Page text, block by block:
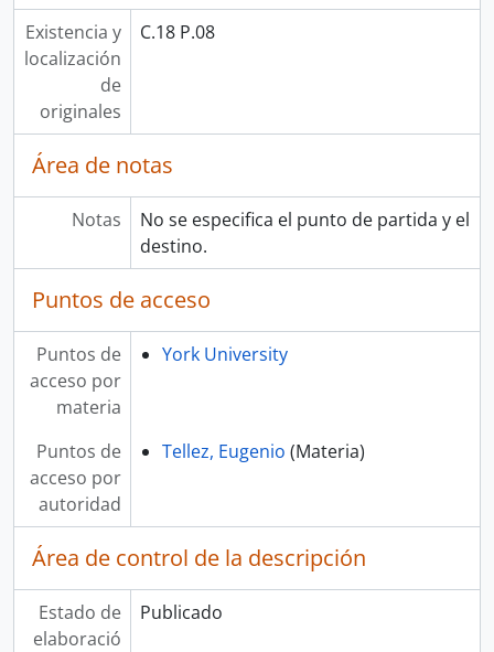
Existencia y
localización
de
originales
C.18 P.08
Área de notas
Notas
No se especifica el punto de partida y el
destino.
Puntos de acceso
Puntos de
acceso por
materia
York University
Puntos de
acceso por
autoridad
Tellez, Eugenio (Materia)
Área de control de la descripción
Estado de
elaboració
Publicado